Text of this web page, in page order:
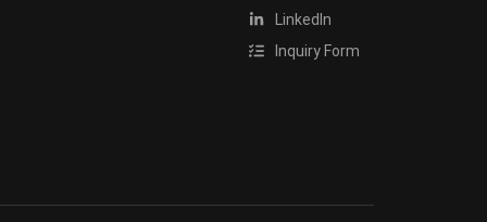
LinkedIn
Inquiry Form